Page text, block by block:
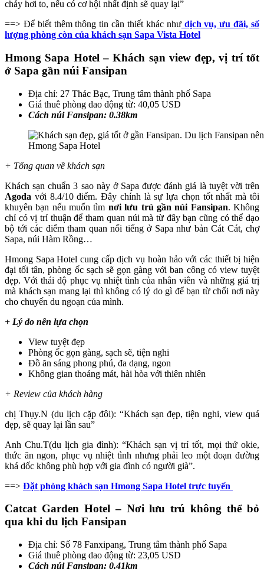
chảy hơi to, nếu có cơ hội nhất định sẽ quay lại”
==> Để biết thêm thông tin cần thiết khác nhưdịch vụ, ưu đãi, số
lượng phòng còn của khách sạn Sapa Vista Hotel
Hmong Sapa Hotel – Khách sạn view đẹp, vị trí tốt
ở Sapa gần núi Fansipan
Địa chỉ: 27 Thác Bạc, Trung tâm thành phố Sapa
Giá thuê phòng dao động từ: 40,05 USD
Cách núi Fansipan: 0.38km
Hmong Sapa Hotel
+ Tổng quan về khách sạn
Khách sạn chuẩn 3 sao này ở Sapa được đánh giá là tuyệt vời trên
Agoda với 8.4/10 điểm. Đây chính là sự lựa chọn tốt nhất mà tôi
khuyên bạn nếu muốn tìm nơi lưu trú gần núi Fansipan. Không
chỉ có vị trí thuận để tham quan núi mà từ đây bạn cũng có thể dạo
bộ tới các điểm tham quan nổi tiếng ở Sapa như bản Cát Cát, chợ
Sapa, núi Hàm Rồng…
Hmong Sapa Hotel cung cấp dịch vụ hoàn hảo với các thiết bị hiện
đại tối tân, phòng ốc sạch sẽ gọn gàng với ban công có view tuyệt
đẹp. Với thái độ phục vụ nhiệt tình của nhân viên và những giá trị
mà khách sạn mang lại thì không có lý do gì để bạn từ chối nơi này
cho chuyến du ngoạn của mình.
+ Lý do nên lựa chọn
View tuyệt đẹp
Phòng ốc gọn gàng, sạch sẽ, tiện nghi
Đồ ăn sáng phong phú, đa dạng, ngon
Không gian thoáng mát, hài hòa với thiên nhiên
+ Review của khách hàng
chị Thụy.N (du lịch cặp đôi): “Khách sạn đẹp, tiện nghi, view quá
đẹp, sẽ quay lại lần sau”
Anh Chu.T(du lịch gia đình): “Khách sạn vị trí tốt, mọi thứ okie,
thức ăn ngon, phục vụ nhiệt tình nhưng phải leo một đoạn đường
khá dốc không phù hợp với gia đình có người già”.
==> Đặt phòng khách sạn Hmong Sapa Hotel trực tuyến
Catcat Garden Hotel – Nơi lưu trú không thể bỏ
qua khi du lịch Fansipan
Địa chỉ: Số 78 Fanxipang, Trung tâm thành phố Sapa
Giá thuê phòng dao động từ: 23,05 USD
Cách núi Fansipan: 0.41km